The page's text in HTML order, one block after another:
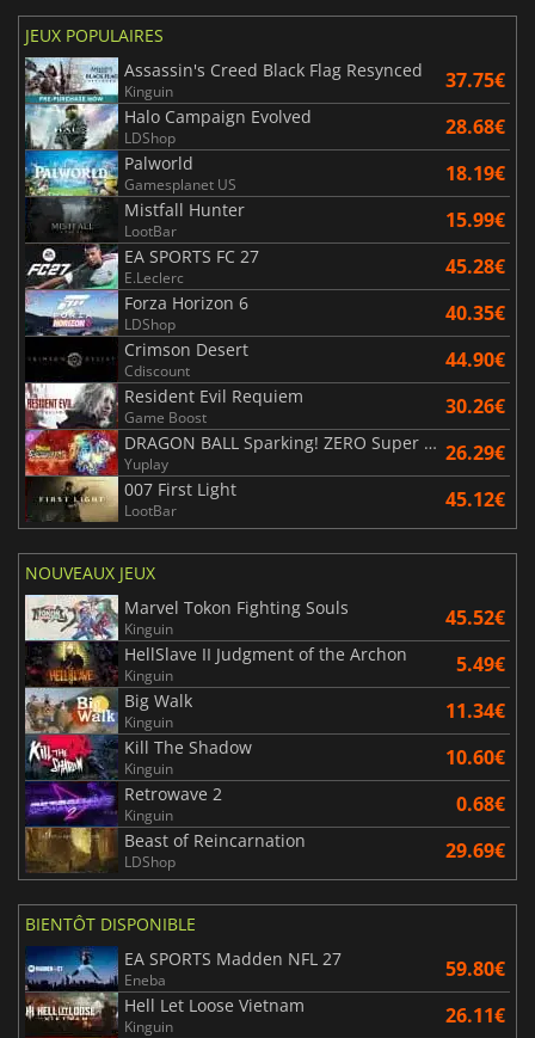
JEUX POPULAIRES
Assassin's Creed Black Flag Resynced
Kinguin 37.75€
Halo Campaign Evolved
LDShop 28.68€
Palworld
Gamesplanet US 18.19€
Mistfall Hunter
LootBar 15.99€
EA SPORTS FC 27
E.Leclerc 45.28€
Forza Horizon 6
LDShop 40.35€
Crimson Desert
Cdiscount 44.90€
Resident Evil Requiem
Game Boost 30.26€
DRAGON BALL Sparking! ZERO Super Limit Breaking NEO
Yuplay 26.29€
007 First Light
LootBar 45.12€
NOUVEAUX JEUX
Marvel Tokon Fighting Souls
Kinguin 45.52€
HellSlave II Judgment of the Archon
Kinguin 5.49€
Big Walk
Kinguin 11.34€
Kill The Shadow
Kinguin 10.60€
Retrowave 2
Kinguin 0.68€
Beast of Reincarnation
LDShop 29.69€
BIENTÔT DISPONIBLE
EA SPORTS Madden NFL 27
Eneba 59.80€
Hell Let Loose Vietnam
Kinguin 26.11€